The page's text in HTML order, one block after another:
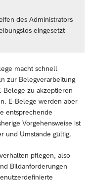
des Administrators
eingesetzt
macht schnell
zur Belegverarbeitung
Belege zu akzeptieren
E-Belege werden aber
entsprechende
Vorgehensweise ist
und Umstände gültig.
pflegen, also
Bildanforderungen